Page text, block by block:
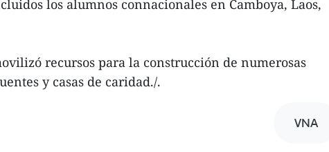
los alumnos connacionales en Camboya, Laos,
recursos para la construcción de numerosas
y casas de caridad./.
VNA